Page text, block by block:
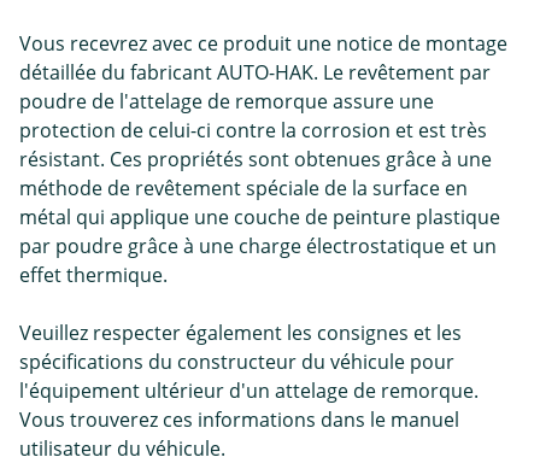
Vous recevrez avec ce produit une notice de montage
détaillée du fabricant AUTO-HAK. Le revêtement par
poudre de l'attelage de remorque assure une
protection de celui-ci contre la corrosion et est très
résistant. Ces propriétés sont obtenues grâce à une
méthode de revêtement spéciale de la surface en
métal qui applique une couche de peinture plastique
par poudre grâce à une charge électrostatique et un
effet thermique.
Veuillez respecter également les consignes et les
spécifications du constructeur du véhicule pour
l'équipement ultérieur d'un attelage de remorque.
Vous trouverez ces informations dans le manuel
utilisateur du véhicule.